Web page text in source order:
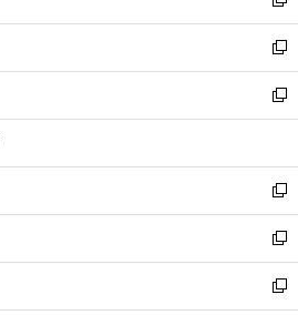
開
く
ウ
で
開
く
ン
ド
ウ
で
開
ウ
ィ
ン
ド
ウ
開
く
新
し
い
ウ
ィ
ン
ウ
で
開
く
新
し
い
ウ
ン
ド
ウ
で
開
く
新
し
ウ
ィ
ン
ド
ウ
で
開
新
し
い
ウ
ィ
新
し
い
新